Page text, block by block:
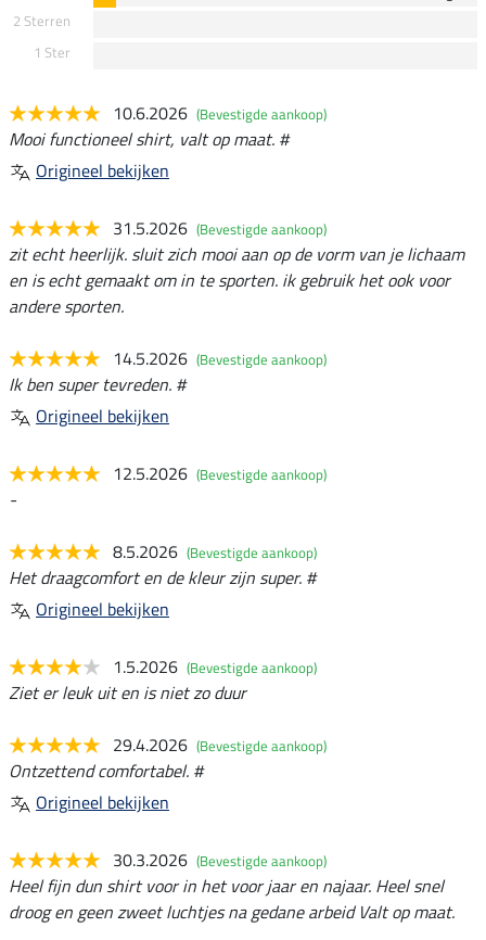
2 Sterren
1 Ster
10.6.2026 (Bevestigde aankoop)
Mooi functioneel shirt, valt op maat. #
Origineel bekijken
31.5.2026 (Bevestigde aankoop)
zit echt heerlijk. sluit zich mooi aan op de vorm van je lichaam
en is echt gemaakt om in te sporten. ik gebruik het ook voor
andere sporten.
14.5.2026 (Bevestigde aankoop)
Ik ben super tevreden. #
Origineel bekijken
12.5.2026 (Bevestigde aankoop)
-
8.5.2026 (Bevestigde aankoop)
Het draagcomfort en de kleur zijn super. #
Origineel bekijken
1.5.2026 (Bevestigde aankoop)
Ziet er leuk uit en is niet zo duur
29.4.2026 (Bevestigde aankoop)
Ontzettend comfortabel. #
Origineel bekijken
30.3.2026 (Bevestigde aankoop)
Heel fijn dun shirt voor in het voor jaar en najaar. Heel snel
droog en geen zweet luchtjes na gedane arbeid Valt op maat.